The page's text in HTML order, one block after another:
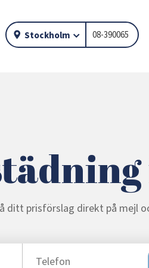
Stockholm 08-390065
ditt prisförslag direkt på mejl